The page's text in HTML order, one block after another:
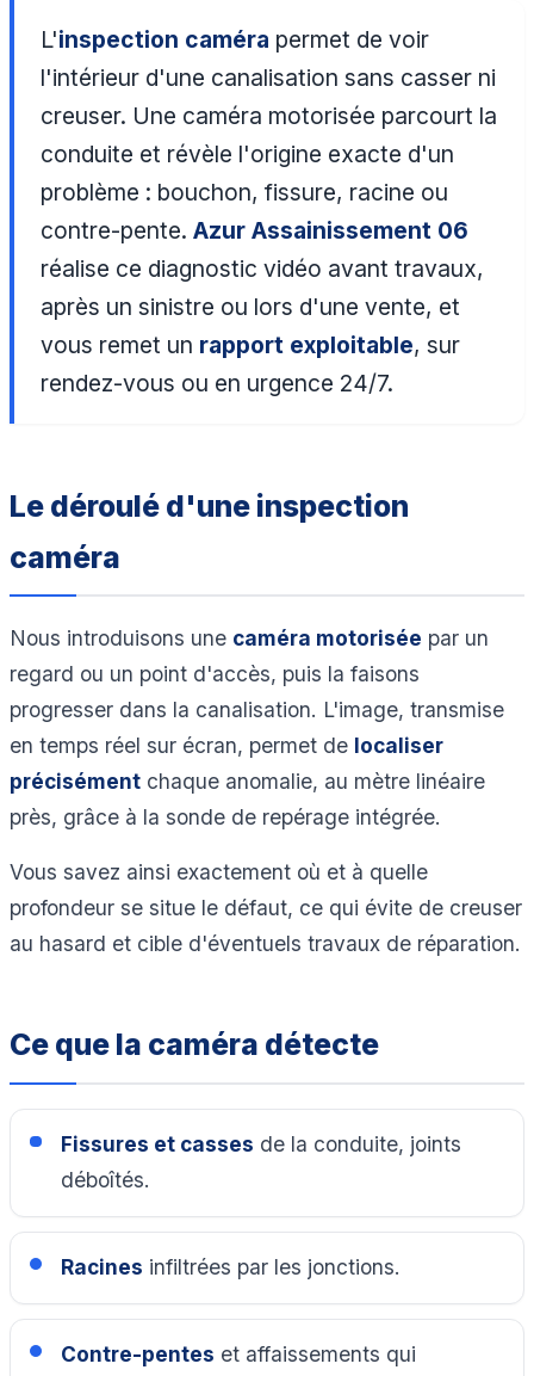
L'inspection caméra permet de voir
l'intérieur d'une canalisation sans casser ni
creuser. Une caméra motorisée parcourt la
conduite et révèle l'origine exacte d'un
problème : bouchon, fissure, racine ou
contre-pente.Azur Assainissement 06
réalise ce diagnostic vidéo avant travaux,
après un sinistre ou lors d'une vente, et
vous remet un rapport exploitable, sur
rendez-vous ou en urgence 24/7.
Le déroulé d'une inspection
caméra
Nous introduisons une caméra motorisée par un
regard ou un point d'accès, puis la faisons
progresser dans la canalisation. L'image, transmise
en temps réel sur écran, permet de localiser
précisément chaque anomalie, au mètre linéaire
près, grâce à la sonde de repérage intégrée.
Vous savez ainsi exactement où et à quelle
profondeur se situe le défaut, ce qui évite de creuser
au hasard et cible d'éventuels travaux de réparation.
Ce que la caméra détecte
Fissures et casses de la conduite, joints
déboîtés.
Racines infiltrées par les jonctions.
Contre-pentes et affaissements qui